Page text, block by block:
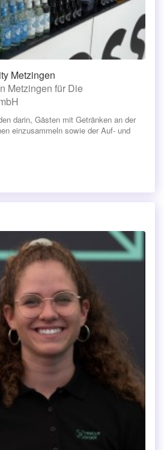
Metzingen
Metzingen für Die
darin, Gästen mit Getränken an der
einzusammeln sowie der Auf- und